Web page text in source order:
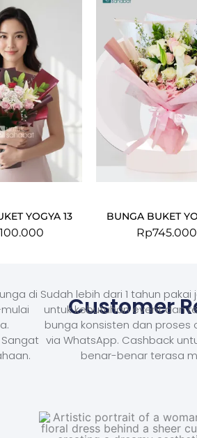
YOGYA 13 BUNGA BUKET
Rp745.000
Customer
di Sudah lebih dari 1 tahun
untuk kebutuhan event dan
bunga konsisten dan proses
via WhatsApp. Cashback
benar-benar terasa